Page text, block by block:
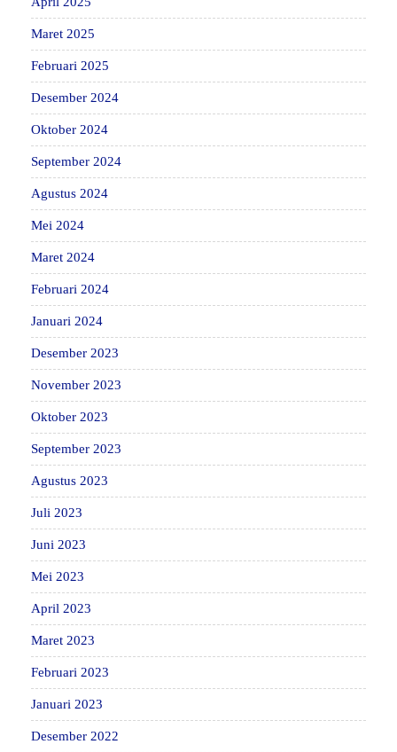
Maret 2025
Februari 2025
Desember 2024
Oktober 2024
September 2024
Agustus 2024
Mei 2024
Maret 2024
Februari 2024
Januari 2024
Desember 2023
November 2023
Oktober 2023
September 2023
Agustus 2023
Juli 2023
Juni 2023
Mei 2023
April 2023
Maret 2023
Februari 2023
Januari 2023
Desember 2022